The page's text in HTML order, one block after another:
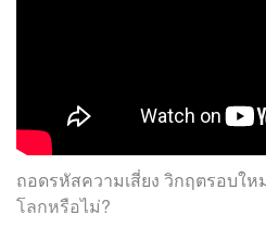
ถอดรหัสความเสี่ยง วิกฤตรอบให
โลกหรือไม่?